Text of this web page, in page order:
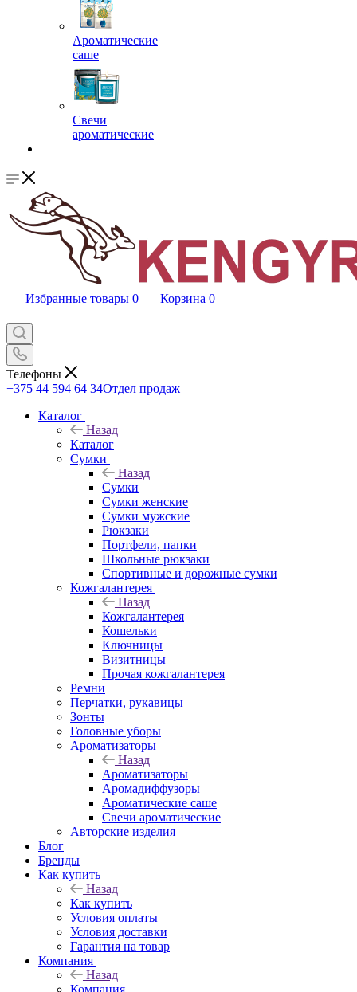
Ароматические
саше
Свечи
ароматические
Избранные товары 0 Корзина 0
Телефоны
+375 44 594 64 34Отдел продаж
Каталог
Назад
Каталог
Сумки
Назад
Сумки
Сумки женские
Сумки мужские
Рюкзаки
Портфели, папки
Школьные рюкзаки
Спортивные и дорожные сумки
Кожгалантерея
Назад
Кожгалантерея
Кошельки
Ключницы
Визитницы
Прочая кожгалантерея
Ремни
Перчатки, рукавицы
Зонты
Головные уборы
Ароматизаторы
Назад
Ароматизаторы
Аромадиффузоры
Ароматические саше
Свечи ароматические
Авторские изделия
Блог
Бренды
Как купить
Назад
Как купить
Условия оплаты
Условия доставки
Гарантия на товар
Компания
Назад
Компания